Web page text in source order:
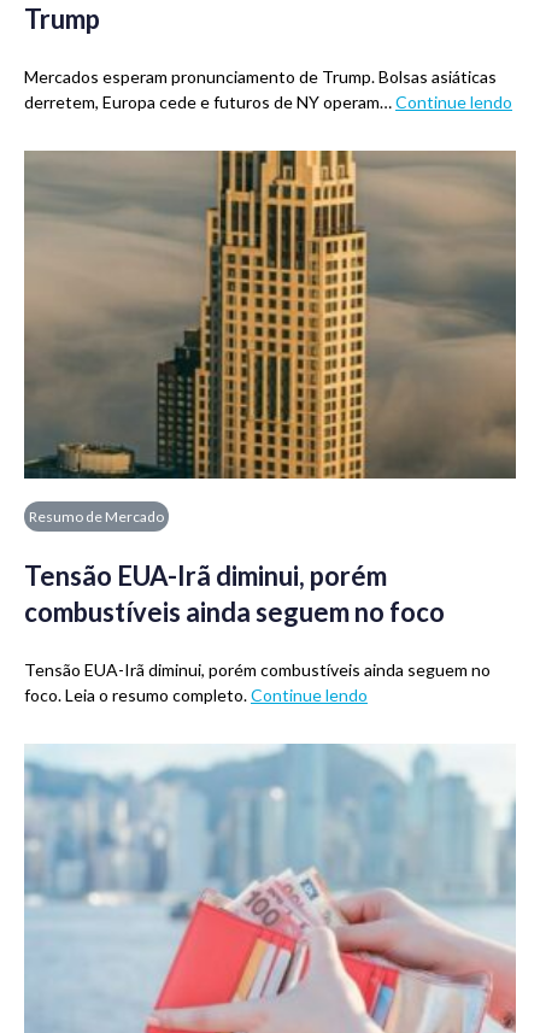
Trump
Mercados esperam pronunciamento de Trump. Bolsas asiáticas
derretem, Europa cede e futuros de NY operam…Continue lendo
Resumo de Mercado
Tensão EUA-Irã diminui, porém
combustíveis ainda seguem no foco
Tensão EUA-Irã diminui, porém combustíveis ainda seguem no
foco. Leia o resumo completo.Continue lendo